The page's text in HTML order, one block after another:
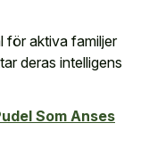
för aktiva familjer
deras intelligens
Som Anses